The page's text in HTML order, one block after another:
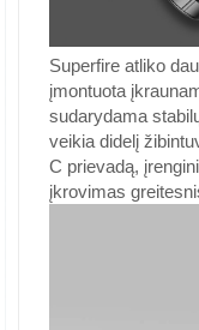
Superfire atliko
įmontuota
sudarydama
veikia didelį
C prievadą,
įkrovimas